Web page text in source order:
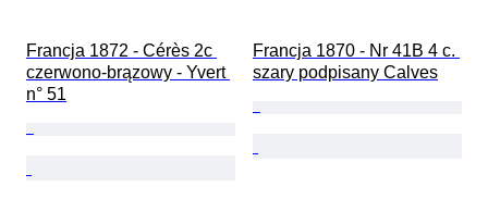
Francja 1872 - Cérès 2c
czerwono-brązowy - Yvert
n° 51
Francja 1870 - Nr 41B 4 c.
szary podpisany Calves